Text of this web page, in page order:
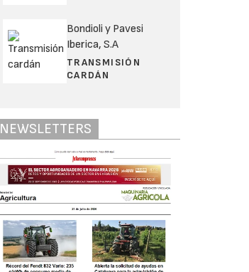
Bondioli y Pavesi
Iberica, S.A
TRANSMISIÓN
CARDÁN
NEWSLETTERS